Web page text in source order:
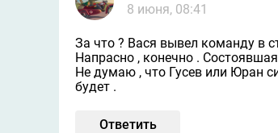
8 июня, 08:41
За что ? Вася вывел команду в
Напрасно , конечно .
Не думаю , что Гусев или Юран
будет .
Ответить